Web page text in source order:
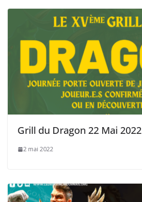
Grill du Dragon 22 Mai 2022
2 mai 2022